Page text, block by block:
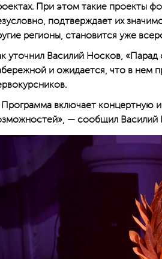
При этом такие проекты
подтверждает их
регионы, становится уже
уточнил Василий Носков,
и ожидается, что в нем
включает концертную
— сообщил Василий